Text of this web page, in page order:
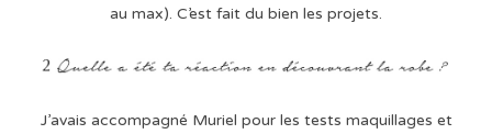
au max). C’est fait du bien les projets.
J’avais accompagné Muriel pour les tests maquillages et